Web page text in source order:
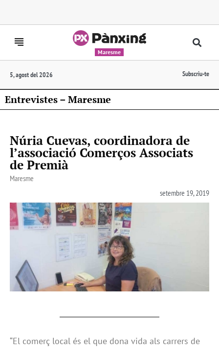
Maresme
5, agost del 2026 Subscriu-te
Entrevistes – Maresme
Núria Cuevas, coordinadora de
l’associació Comerços Associats
de Premià
Maresme
setembre 19, 2019
“El comerç local és el que dona vida als carrers de